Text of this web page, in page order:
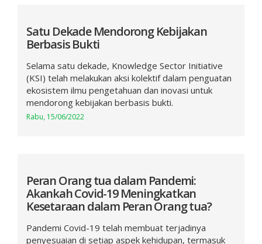
Satu Dekade Mendorong Kebijakan
Berbasis Bukti
Selama satu dekade, Knowledge Sector Initiative
(KSI) telah melakukan aksi kolektif dalam penguatan
ekosistem ilmu pengetahuan dan inovasi untuk
mendorong kebijakan berbasis bukti.
Rabu, 15/06/2022
Peran Orang tua dalam Pandemi:
Akankah Covid-19 Meningkatkan
Kesetaraan dalam Peran Orang tua?
Pandemi Covid-19 telah membuat terjadinya
penyesuaian di setiap aspek kehidupan, termasuk